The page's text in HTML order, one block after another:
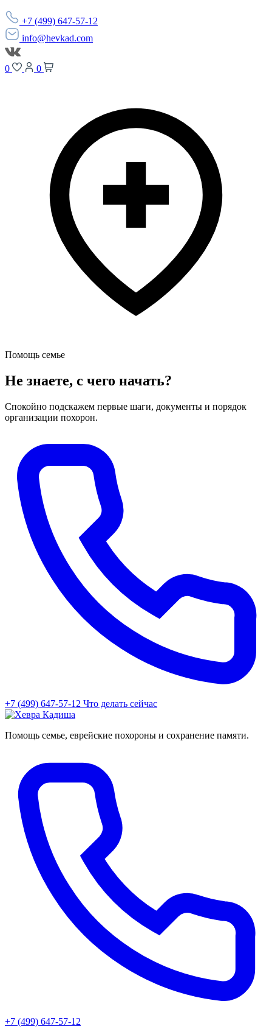
+7 (499) 647-57-12
info@hevkad.com
0 0
Помощь семье
Не знаете, с чего начать?
Спокойно подскажем первые шаги, документы и порядок
организации похорон.
+7 (499) 647-57-12 Что делать сейчас
Помощь семье, еврейские похороны и сохранение памяти.
+7 (499) 647-57-12